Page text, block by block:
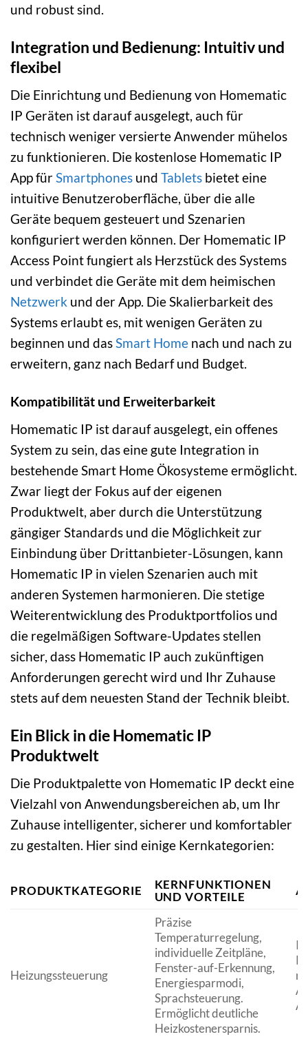
und robust sind.
Integration und Bedienung: Intuitiv und
flexibel
Die Einrichtung und Bedienung von Homematic
IP Geräten ist darauf ausgelegt, auch für
technisch weniger versierte Anwender mühelos
zu funktionieren. Die kostenlose Homematic IP
App fürSmartphones und Tablets bietet eine
intuitive Benutzeroberfläche, über die alle
Geräte bequem gesteuert und Szenarien
konfiguriert werden können. Der Homematic IP
Access Point fungiert als Herzstück des Systems
und verbindet die Geräte mit dem heimischen
Netzwerk und der App. Die Skalierbarkeit des
Systems erlaubt es, mit wenigen Geräten zu
beginnen und dasSmart Home nach und nach zu
erweitern, ganz nach Bedarf und Budget.
Kompatibilität und Erweiterbarkeit
Homematic IP ist darauf ausgelegt, ein offenes
System zu sein, das eine gute Integration in
bestehende Smart Home Ökosysteme ermöglicht.
Zwar liegt der Fokus auf der eigenen
Produktwelt, aber durch die Unterstützung
gängiger Standards und die Möglichkeit zur
Einbindung über Drittanbieter-Lösungen, kann
Homematic IP in vielen Szenarien auch mit
anderen Systemen harmonieren. Die stetige
Weiterentwicklung des Produktportfolios und
die regelmäßigen Software-Updates stellen
sicher, dass Homematic IP auch zukünftigen
Anforderungen gerecht wird und Ihr Zuhause
stets auf dem neuesten Stand der Technik bleibt.
Ein Blick in die Homematic IP
Produktwelt
Die Produktpalette von Homematic IP deckt eine
Vielzahl von Anwendungsbereichen ab, um Ihr
Zuhause intelligenter, sicherer und komfortabler
zu gestalten. Hier sind einige Kernkategorien:
PRODUKTKATEGORIE
KERNFUNKTIONEN
UND VORTEILE
Heizungssteuerung
Präzise
Temperaturregelung,
individuelle Zeitpläne,
Fenster-auf-Erkennung,
Energiesparmodi,
Sprachsteuerung.
Ermöglicht deutliche
Heizkostenersparnis.